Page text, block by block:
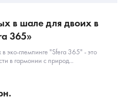
в шале для двоих в
365»
эко-глемпинге "Sfera 365" - это
в гармонии с природ...